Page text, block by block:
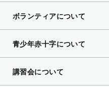
ボランティアについて
青少年赤十字について
講習会について